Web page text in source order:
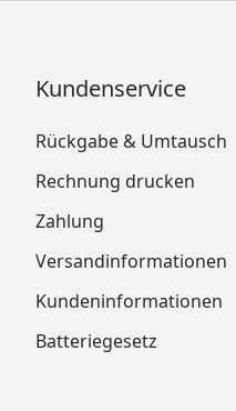
Kundenservice
Rückgabe & Umtausch
Rechnung drucken
Zahlung
Versandinformationen
Kundeninformationen
Batteriegesetz